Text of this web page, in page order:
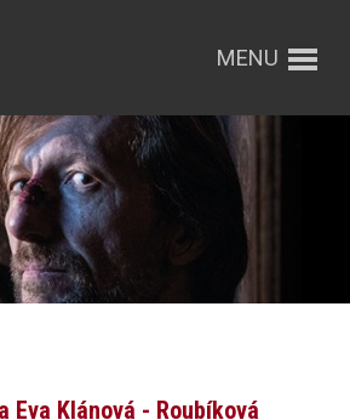
MENU
Eva Klánová - Roubíková